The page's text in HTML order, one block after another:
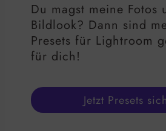
Du magst meine Fotos
Bildlook? Dann sind
Presets für Lightroom
für dich!
Jetzt Presets